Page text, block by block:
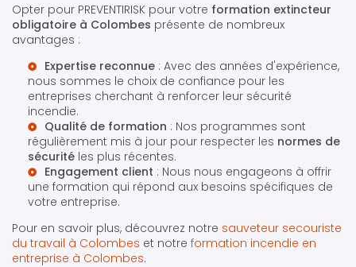
Opter pour PREVENTIRISK pour votre formation extincteur
obligatoire à Colombes présente de nombreux
avantages :
Expertise reconnue : Avec des années d'expérience,
nous sommes le choix de confiance pour les
entreprises cherchant à renforcer leur sécurité
incendie.
Qualité de formation : Nos programmes sont
régulièrement mis à jour pour respecter les normes de
sécurité les plus récentes.
Engagement client : Nous nous engageons à offrir
une formation qui répond aux besoins spécifiques de
votre entreprise.
Pour en savoir plus, découvrez notre sauveteur secouriste
du travail à Colombes et notre formation incendie en
entreprise à Colombes.